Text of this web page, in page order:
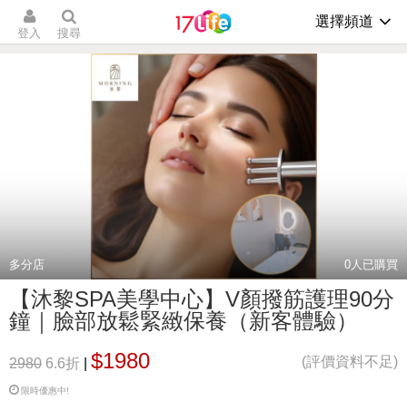
登入 搜尋
選擇頻道
多分店 0人已購買
【沐黎SPA美學中心】V顏撥筋護理90分
鐘｜臉部放鬆緊緻保養（新客體驗）
2980 6.6折 $1980 (評價資料不足)
限時優惠中!